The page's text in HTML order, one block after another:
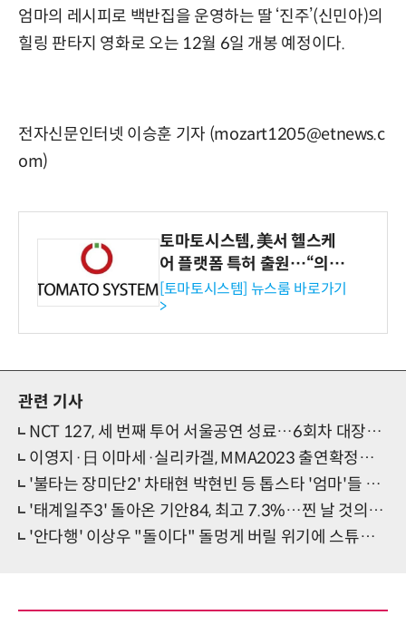
엄마의 레시피로 백반집을 운영하는 딸 ‘진주’(신민아)의
힐링 판타지 영화로 오는 12월 6일 개봉 예정이다.
전자신문인터넷 이승훈 기자 (mozart1205@etnews.c
om)
토마토시스템, 美서 헬스케
어 플랫폼 특허 출원…“의료
기관·보험사 공략”
[토마토시스템] 뉴스룸 바로가기
>
관련 기사
NCT 127, 세 번째 투어 서울공연 성료…6회차 대장정 속 '7년 네오열정' 폭발
이영지·日 이마세·실리카겔, MMA2023 출연확정…최종 라인업 완성
'불타는 장미단2' 차태현 박현빈 등 톱스타 '엄마'들 모였다
'태계일주3' 돌아온 기안84, 최고 7.3%…찐 날 것의 매력
'안다행' 이상우 "돌이다" 돌멍게 버릴 위기에 스튜디오 경악